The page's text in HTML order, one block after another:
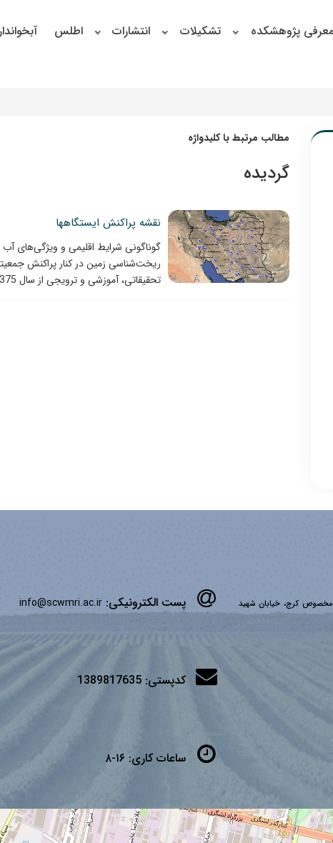
معرفی پژوهشکده تشکیلات انتشارات اطلس
مطالب مرتبط با کلیدواژه
گردیده
نقشه پراکنش ایستگاهها
گوناگونی شرایط اقلیمی‌ و ویژگی‌های‌
ریخت‌شناسی‌ زمین‌ در کنار پراکنش
تحقیقاتی، آموزشی‌ و ترویجی از سال 1375 ...
10 جاده مخصوص کرج، خیابان شهید
پست الکترونیکی:info@scwmri.ac.ir
کدپستی:1389817635
ساعات کاری: ۱۶-۸